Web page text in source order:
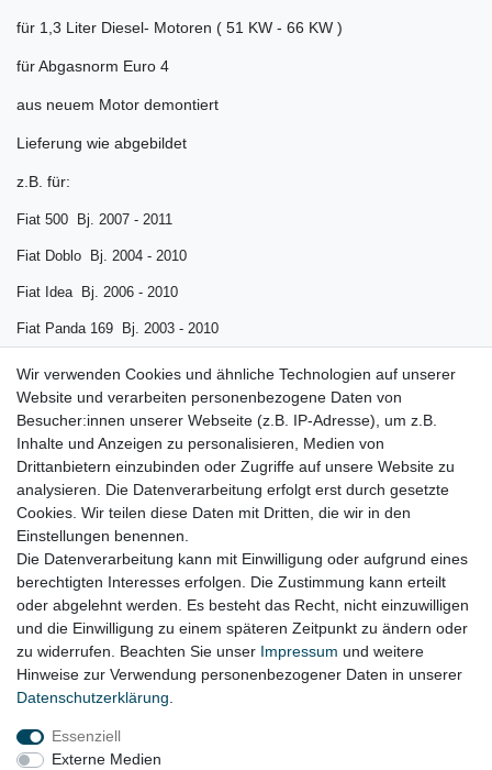
für 1,3 Liter Diesel- Motoren ( 51 KW - 66 KW )
für Abgasnorm Euro 4
aus neuem Motor demontiert
Lieferung wie abgebildet
z.B. für:
Fiat 500 Bj. 2007 - 2011
Fiat Doblo Bj. 2004 - 2010
Fiat Idea Bj. 2006 - 2010
Fiat Panda 169 Bj. 2003 - 2010
Fiat Punto Bj. 2006 - 2010
Lancia Musa Bj. 2004 - 2011
Lancia Ypsilon Bj. 2006 - 2011
Gerne prüfen wir für Sie anhand Ihrer Fahrgestellnummer (VIN)
ob der Artikel bei Ihrem Fahrzeug passt
Lieferzeit etwa 1 bis 3 Werktage
Wir verwenden Cookies und ähnliche Technologien auf unserer
Website und verarbeiten personenbezogene Daten von
Besucher:innen unserer Webseite (z.B. IP-Adresse), um z.B.
Inhalte und Anzeigen zu personalisieren, Medien von
Drittanbietern einzubinden oder Zugriffe auf unsere Website zu
analysieren. Die Datenverarbeitung erfolgt erst durch gesetzte
Cookies. Wir teilen diese Daten mit Dritten, die wir in den
Einstellungen benennen.
Die Datenverarbeitung kann mit Einwilligung oder aufgrund eines
berechtigten Interesses erfolgen. Die Zustimmung kann erteilt
oder abgelehnt werden. Es besteht das Recht, nicht einzuwilligen
und die Einwilligung zu einem späteren Zeitpunkt zu ändern oder
zu widerrufen. Beachten Sie unser Impressum und weitere
Hinweise zur Verwendung personenbezogener Daten in unserer
Daten­schutz­erklärung
Essenziell
Externe Medien
Impressum